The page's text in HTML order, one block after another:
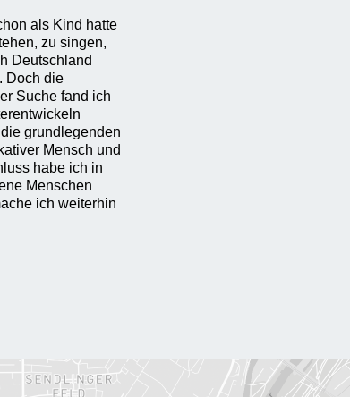
als Kind hatte
zu singen,
Deutschland
Doch die
Suche fand ich
grundlegenden
Mensch und
habe ich in
Menschen
ich weiterhin